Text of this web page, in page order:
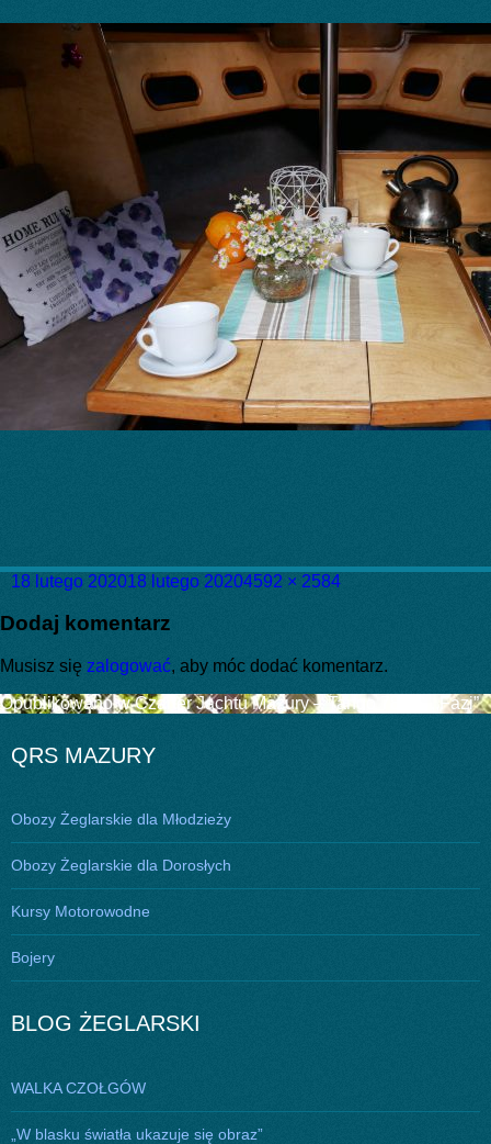
Data
18 lutego 202018 lutego 2020Pełny
4592 × 2584
Dodaj komentarz
Musisz się zalogować, aby móc dodać komentarz.
Nawigacja
Opublikowano wCzarter Jachtu Mazury – Tango 780 S ,,Fazi”
QRS MAZURY
Obozy Żeglarskie dla Młodzieży
Obozy Żeglarskie dla Dorosłych
Kursy Motorowodne
Bojery
BLOG ŻEGLARSKI
WALKA CZOŁGÓW
„W blasku światła ukazuje się obraz”